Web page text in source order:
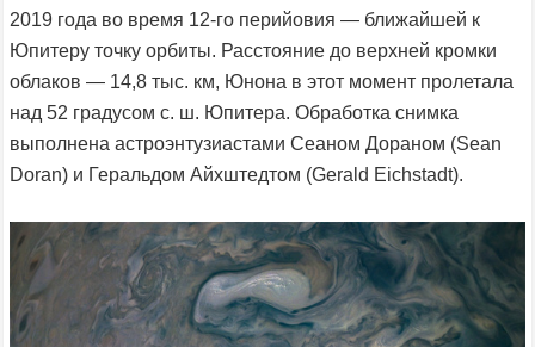
2019 года во время 12-го перийовия — ближайшей к
Юпитеру точку орбиты. Расстояние до верхней кромки
облаков — 14,8 тыс. км, Юнона в этот момент пролетала
над 52 градусом с. ш. Юпитера. Обработка снимка
выполнена астроэнтузиастами Сеаном Дораном (Sean
Doran) и Геральдом Айхштедтом (Gerald Eichstadt).